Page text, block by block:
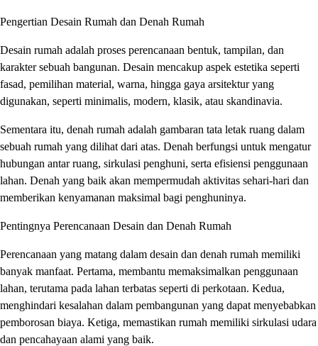
Pengertian Desain Rumah dan Denah Rumah
Desain rumah adalah proses perencanaan bentuk, tampilan, dan
karakter sebuah bangunan. Desain mencakup aspek estetika seperti
fasad, pemilihan material, warna, hingga gaya arsitektur yang
digunakan, seperti minimalis, modern, klasik, atau skandinavia.
Sementara itu, denah rumah adalah gambaran tata letak ruang dalam
sebuah rumah yang dilihat dari atas. Denah berfungsi untuk mengatur
hubungan antar ruang, sirkulasi penghuni, serta efisiensi penggunaan
lahan. Denah yang baik akan mempermudah aktivitas sehari-hari dan
memberikan kenyamanan maksimal bagi penghuninya.
Pentingnya Perencanaan Desain dan Denah Rumah
Perencanaan yang matang dalam desain dan denah rumah memiliki
banyak manfaat. Pertama, membantu memaksimalkan penggunaan
lahan, terutama pada lahan terbatas seperti di perkotaan. Kedua,
menghindari kesalahan dalam pembangunan yang dapat menyebabkan
pemborosan biaya. Ketiga, memastikan rumah memiliki sirkulasi udara
dan pencahayaan alami yang baik.